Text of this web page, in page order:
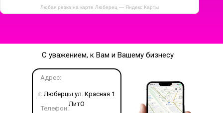
Любая резка на карте Люберец — Яндекс Карты
С уважением, к Вам и Вашему бизнесу
Адрес:
г. Люберцы ул. Красная 1
ЛитО
Телефон: